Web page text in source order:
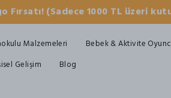
Fırsatı! (Sadece 1000 TL üzeri
Malzemeleri Bebek & Aktivite
Gelişim Blog